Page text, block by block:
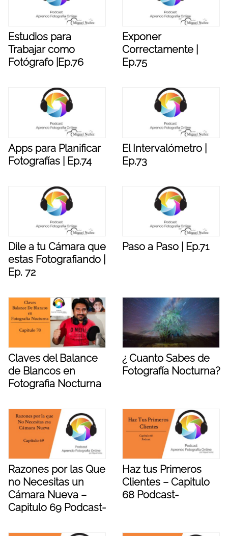
Estudios para
Trabajar como
Fotógrafo |Ep.76
Exponer
Correctamente |
Ep.75
Apps para Planificar
Fotografías | Ep.74
El Intervalómetro |
Ep.73
Dile a tu Cámara que
estas Fotografiando |
Ep. 72
Paso a Paso | Ep.71
Claves del Balance
de Blancos en
Fotografia Nocturna
¿ Cuanto Sabes de
Fotografía Nocturna?
Razones por las Que
no Necesitas un
Cámara Nueva –
Capitulo 69 Podcast-
Haz tus Primeros
Clientes – Capitulo
68 Podcast-